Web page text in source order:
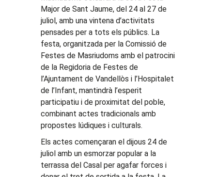
Major de Sant Jaume, del 24 al 27 de
juliol, amb una vintena d’activitats
pensades per a tots els públics. La
festa, organitzada per la Comissió de
Festes de Masriudoms amb el patrocini
de la Regidoria de Festes de
l’Ajuntament de Vandellòs i l’Hospitalet
de l’Infant, mantindrà l’esperit
participatiu i de proximitat del poble,
combinant actes tradicionals amb
propostes lúdiques i culturals.
Els actes començaran el dijous 24 de
juliol amb un esmorzar popular a la
terrassa del Casal per agafar forces i